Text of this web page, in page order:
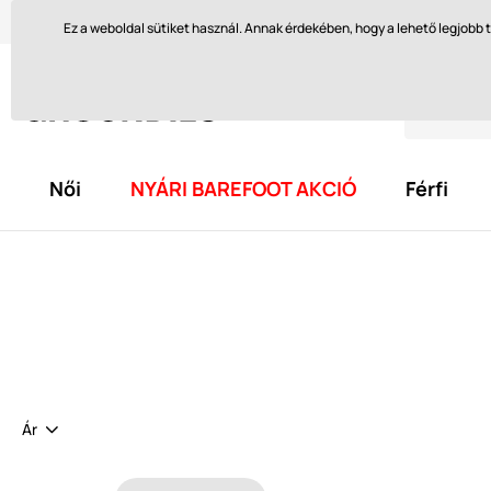
Szívesen segítünk ittorders@groundies.cz
Női NYÁRI BAREFOOT AKCIÓ Férfi
Ár
Ez a weboldal sütiket használ. Annak érdekében, hogy a lehető